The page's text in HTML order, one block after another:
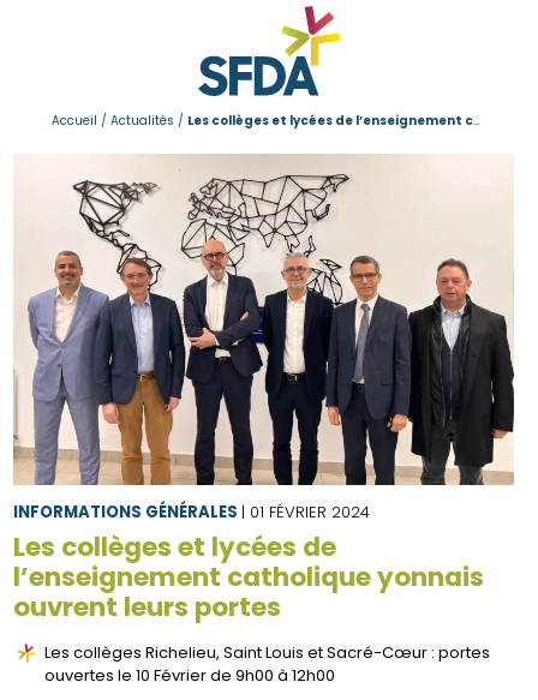
Accueil /Actualités / Les collèges et lycées de l’enseignement catholique yonnais ouvrent leurs portes
INFORMATIONS GÉNÉRALES | 01 FÉVRIER 2024
Les collèges et lycées de
l’enseignement catholique yonnais
ouvrent leurs portes
Les collèges Richelieu, Saint Louis et Sacré-Cœur : portes
ouvertes le 10 Février de 9h00 à 12h00